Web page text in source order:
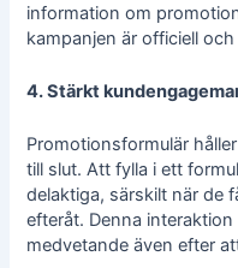
information om
kampanjen är officiell och
4. Stärkt
Promotionsformulär
till slut. Att fylla i ett
delaktiga, särskilt när de
efteråt. Denna
medvetande även efter